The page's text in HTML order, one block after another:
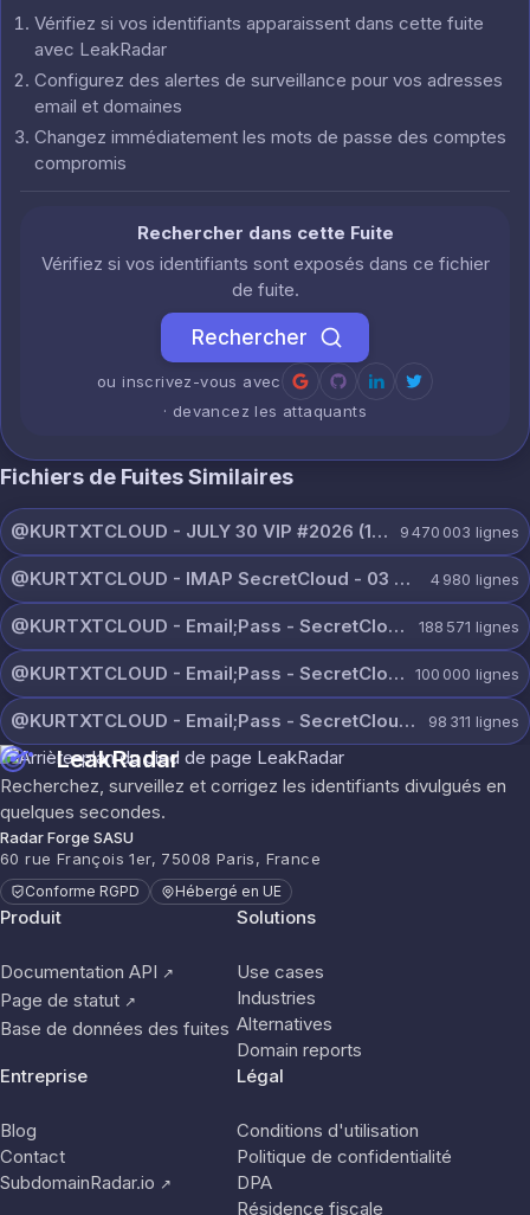
Vérifiez si vos identifiants apparaissent dans cette fuite
avec LeakRadar
Configurez des alertes de surveillance pour vos adresses
email et domaines
Changez immédiatement les mots de passe des comptes
compromis
Rechercher dans cette Fuite
Vérifiez si vos identifiants sont exposés dans ce fichier
de fuite.
Rechercher
ou inscrivez-vous avec
· devancez les attaquants
Fichiers de Fuites Similaires
@KURTXTCLOUD - JULY 30 VIP #2026 (101).txt 9 470 003 lignes
@KURTXTCLOUD - IMAP SecretCloud - 03 August 2026.txt 4 980 lignes
@KURTXTCLOUD - Email;Pass - SecretCloud 07 August 2026.txt 188 571 lignes
@KURTXTCLOUD - Email;Pass - SecretCloud 07 August 2026 (3).txt 100 000 lignes
@KURTXTCLOUD - Email;Pass - SecretCloud 07 August 2026 (2).txt 98 311 lignes
LeakRadar
Recherchez, surveillez et corrigez les identifiants divulgués en
quelques secondes.
Radar Forge SASU
60 rue François 1er, 75008 Paris, France
Conforme RGPD Hébergé en UE
Produit
Documentation API ↗
Page de statut ↗
Base de données des fuites
Solutions
Use cases
Industries
Alternatives
Domain reports
Entreprise
Blog
Contact
SubdomainRadar.io ↗
Légal
Conditions d'utilisation
Politique de confidentialité
DPA
Résidence fiscale